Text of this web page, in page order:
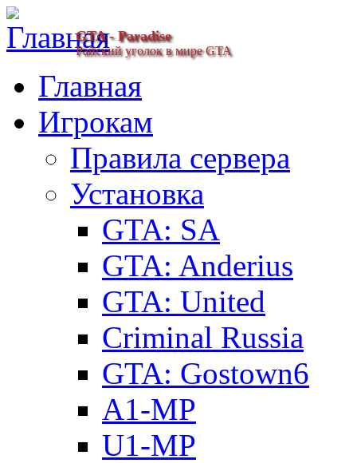
GTA - Paradise
Райский уголок в мире GTA
Главная
Игрокам
Правила сервера
Установка
GTA: SA
GTA: Anderius
GTA: United
Criminal Russia
GTA: Gostown6
A1-MP
U1-MP